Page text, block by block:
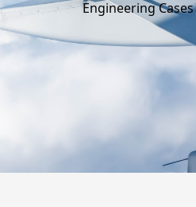
Engineering Cases